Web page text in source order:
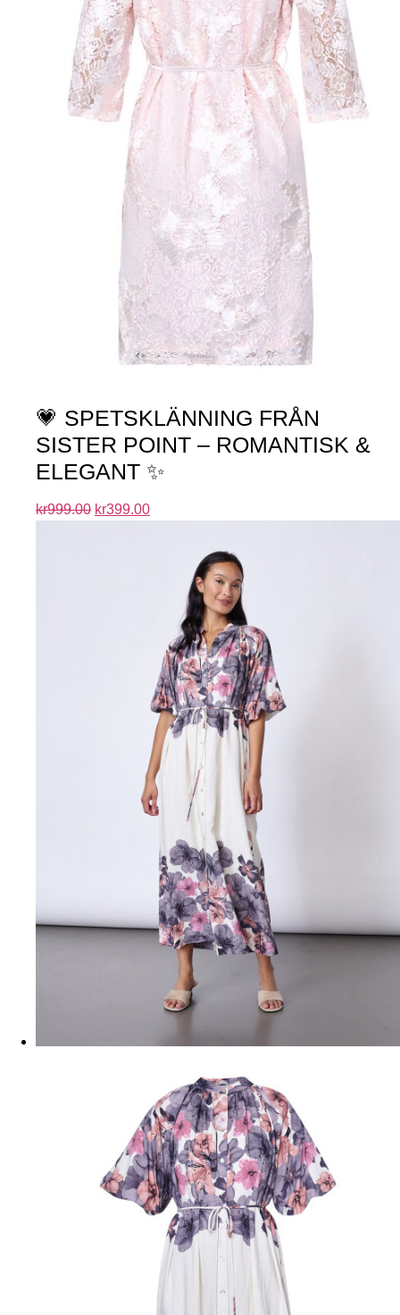
💗 SPETSKLÄNNING FRÅN
SISTER POINT – ROMANTISK &
ELEGANT ✨
kr999.00 kr399.00